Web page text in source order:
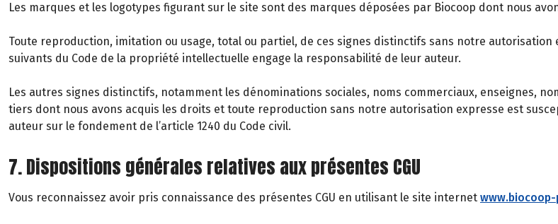
Les marques et les logotypes figurant sur le site sont des marques déposées par Biocoop dont nous
Toute reproduction, imitation ou usage, total ou partiel, de ces signes distinctifs sans notre
suivants du Code de la propriété intellectuelle engage la responsabilité de leur auteur.
Les autres signes distinctifs, notamment les dénominations sociales, noms commerciaux, enseignes,
tiers dont nous avons acquis les droits et toute reproduction sans notre autorisation expresse est
auteur sur le fondement de l’article 1240 du Code civil.
7. Dispositions générales relatives aux présentes CGU
Vous reconnaissez avoir pris connaissance des présentes CGU en utilisant le site internet